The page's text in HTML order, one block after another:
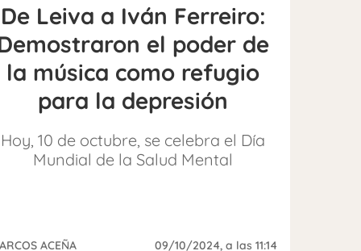
De Leiva a Iván Ferreiro:
el poder de
la música como refugio
para la depresión
Hoy, 10 de octubre, se celebra el Día
Mundial de la Salud Mental
ACEÑA 09/10/2024, a las 11:14